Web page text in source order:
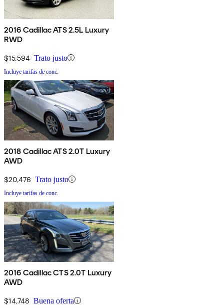
2016 Cadillac ATS 2.5L Luxury
RWD
$15,594 Trato justo
Incluye tarifas de conc.
2018 Cadillac ATS 2.0T Luxury
AWD
$20,476 Trato justo
Incluye tarifas de conc.
2016 Cadillac CTS 2.0T Luxury
AWD
$14,748 Buena oferta